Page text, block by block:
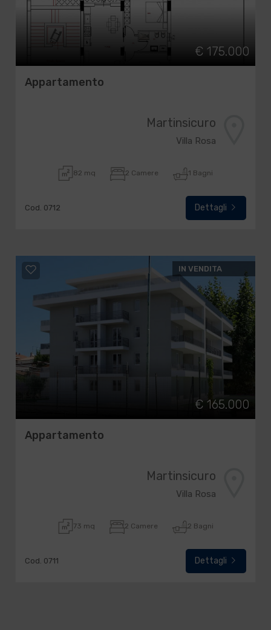
€ 175.000
Appartamento
Martinsicuro
Villa Rosa
82 mq 2 Camere 1 Bagni
Cod. 0712 Dettagli
IN VENDITA
€ 165.000
Appartamento
Martinsicuro
Villa Rosa
73 mq 2 Camere 2 Bagni
Cod. 0711 Dettagli